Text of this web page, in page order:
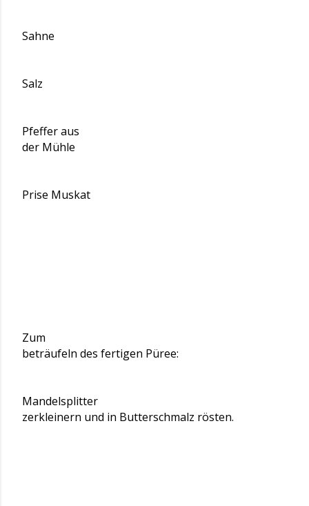
Sahne
Salz
Pfeffer aus
der Mühle
Prise Muskat
Zum
beträufeln des fertigen Püree:
Mandelsplitter
zerkleinern und in Butterschmalz rösten.